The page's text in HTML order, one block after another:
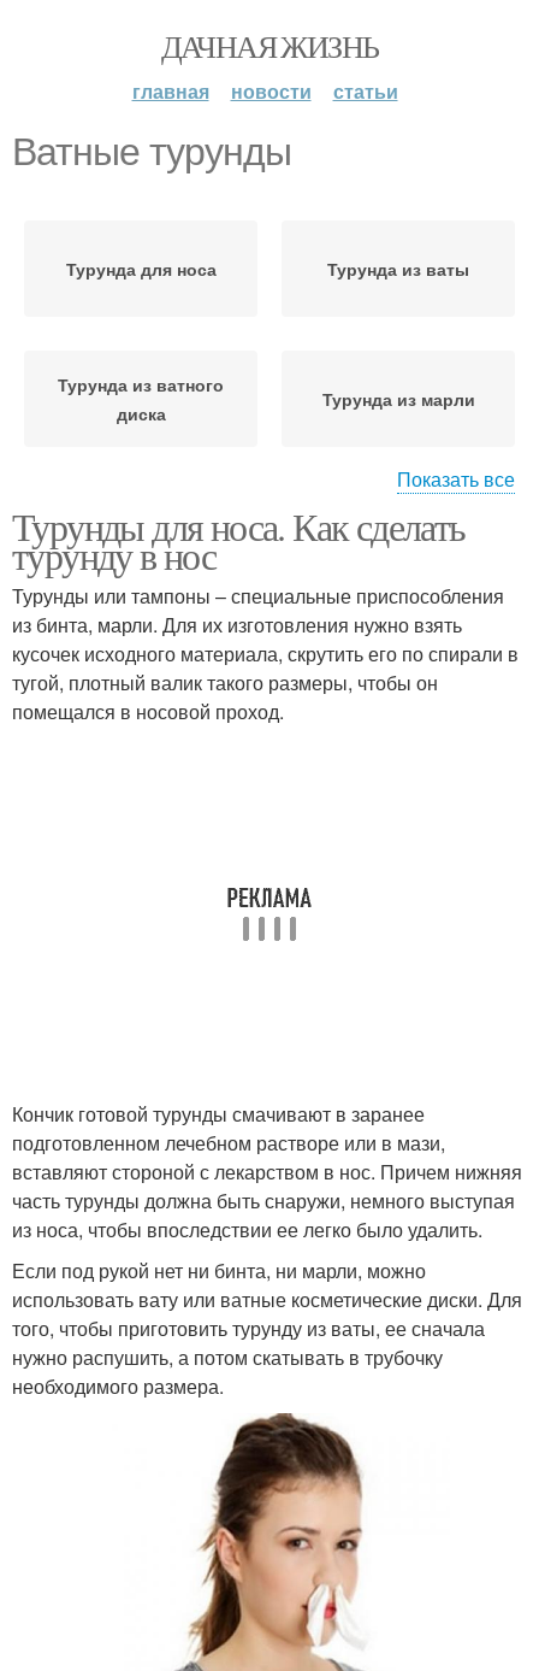
ДАЧНАЯ ЖИЗНЬ
главная новости статьи
Ватные турунды
Турунда для носа Турунда из ваты
Турунда из ватного
диска
Турунда из марли
Турунда в нос Турунда из бинта
Турунда для маленьких Спиртовая турунда
Показать все
Турунды для носа. Как сделать
турунду в нос
Турунды или тампоны – специальные приспособления
из бинта, марли. Для их изготовления нужно взять
кусочек исходного материала, скрутить его по спирали в
тугой, плотный валик такого размеры, чтобы он
помещался в носовой проход.
Кончик готовой турунды смачивают в заранее
подготовленном лечебном растворе или в мази,
вставляют стороной с лекарством в нос. Причем нижняя
часть турунды должна быть снаружи, немного выступая
из носа, чтобы впоследствии ее легко было удалить.
Если под рукой нет ни бинта, ни марли, можно
использовать вату или ватные косметические диски. Для
того, чтобы приготовить турунду из ваты, ее сначала
нужно распушить, а потом скатывать в трубочку
необходимого размера.